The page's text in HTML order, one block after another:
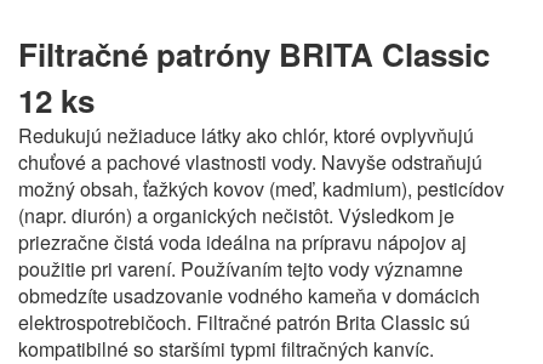
Filtračné patróny BRITA Classic
12 ks
Redukujú nežiaduce látky ako chlór, ktoré ovplyvňujú
chuťové a pachové vlastnosti vody. Navyše odstraňujú
možný obsah, ťažkých kovov (meď, kadmium), pesticídov
(napr. diurón) a organických nečistôt. Výsledkom je
priezračne čistá voda ideálna na prípravu nápojov aj
použitie pri varení. Používaním tejto vody významne
obmedzíte usadzovanie vodného kameňa v domácich
elektrospotrebičoch. Filtračné patrón Brita Classic sú
kompatibilné so staršími typmi filtračných kanvíc.